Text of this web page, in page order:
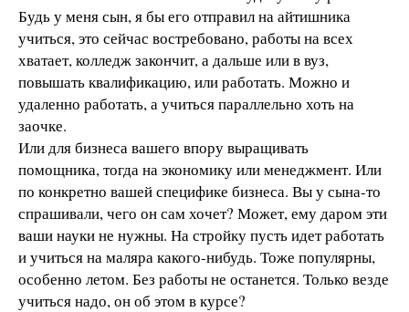
Будь у меня сын, я бы его отправил на айтишника
учиться, это сейчас востребовано, работы на всех
хватает, колледж закончит, а дальше или в вуз,
повышать квалификацию, или работать. Можно и
удаленно работать, а учиться параллельно хоть на
заочке.
Или для бизнеса вашего впору выращивать
помощника, тогда на экономику или менеджмент. Или
по конкретно вашей специфике бизнеса. Вы у сына-то
спрашивали, чего он сам хочет? Может, ему даром эти
ваши науки не нужны. На стройку пусть идет работать
и учиться на маляра какого-нибудь. Тоже популярны,
особенно летом. Без работы не останется. Только везде
учиться надо, он об этом в курсе?